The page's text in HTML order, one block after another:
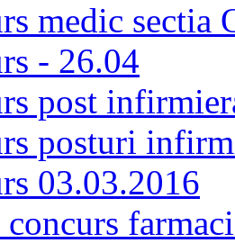
medic sectia
- 26.04
post
posturi
03.03.2016